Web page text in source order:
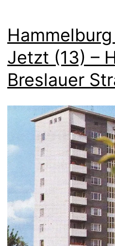
Jetzt (13) –
Breslauer